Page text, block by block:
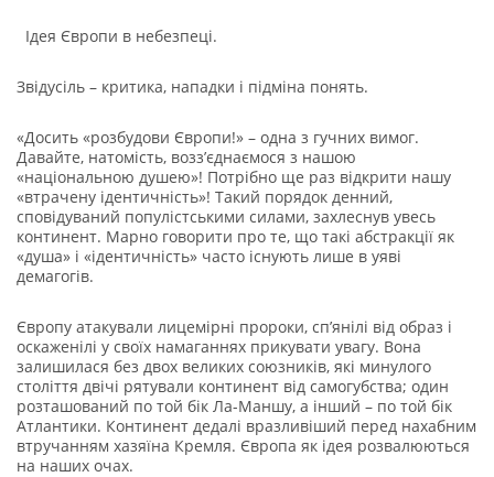
Ідея Європи в небезпеці.
Звідусіль – критика, нападки і підміна понять.
«Досить «розбудови Європи!» – одна з гучних вимог.
Давайте, натомість, возз’єднаємося з нашою
«національною душею»! Потрібно ще раз відкрити нашу
«втрачену ідентичність»! Такий порядок денний,
сповідуваний популістськими силами, захлеснув увесь
континент. Марно говорити про те, що такі абстракції як
«душа» і «ідентичність» часто існують лише в уяві
демагогів.
Європу атакували лицемірні пророки, сп’янілі від образ і
оскаженілі у своїх намаганнях прикувати увагу. Вона
залишилася без двох великих союзників, які минулого
століття двічі рятували континент від самогубства; один
розташований по той бік Ла-Маншу, а інший – по той бік
Атлантики. Континент дедалі вразливіший перед нахабним
втручанням хазяїна Кремля. Європа як ідея розвалюються
на наших очах.